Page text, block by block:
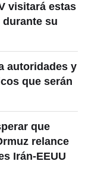
visitará estas
su
autoridades y
que serán
que
relance
Irán-EEUU